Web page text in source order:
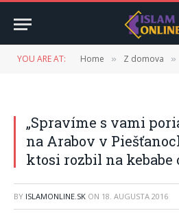
YOU ARE AT: Home » Z domova »
„Spravíme s vami
na Arabov v
ktosi rozbil na kebabe
BY ISLAMONLINE.SK ON 18. AUGUSTA 2016